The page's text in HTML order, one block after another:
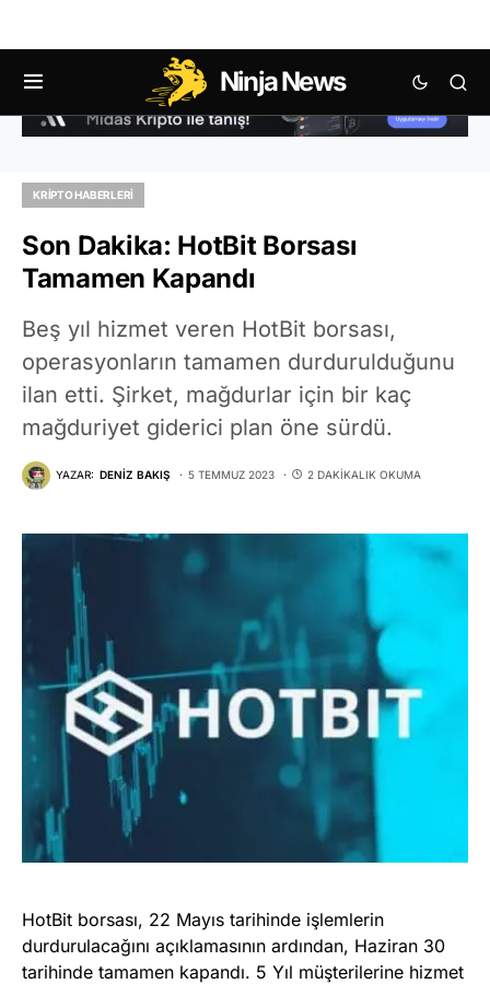
Ninja News
KRIPTO HABERLERI
Son Dakika: HotBit Borsası
Tamamen Kapandı
Beş yıl hizmet veren HotBit borsası,
operasyonların tamamen durdurulduğunu
ilan etti. Şirket, mağdurlar için bir kaç
mağduriyet giderici plan öne sürdü.
YAZAR: DENIZ BAKIŞ 5 TEMMUZ 2023 2 DAKIKALIK OKUMA
HotBit borsası, 22 Mayıs tarihinde işlemlerin
durdurulacağını açıklamasının ardından, Haziran 30
tarihinde tamamen kapandı. 5 Yıl müşterilerine hizmet